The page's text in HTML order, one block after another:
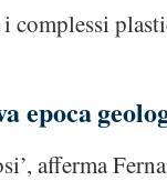
complessi
epoca
afferma